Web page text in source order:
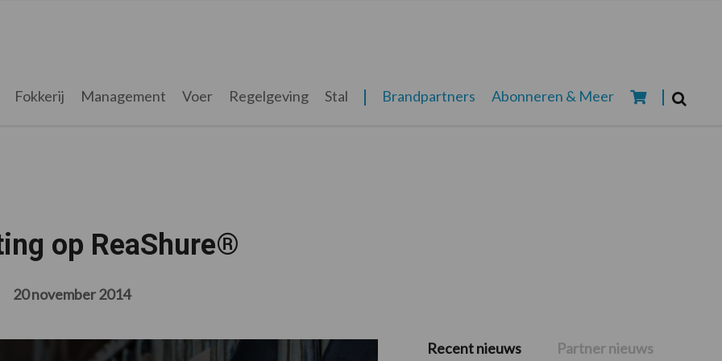
Fokkerij Management Voer Regelgeving Stal Brandpartners Abonneren & Meer
op ReaShure®
20 november 2014
Primaire
Recent nieuws Partner nieuws